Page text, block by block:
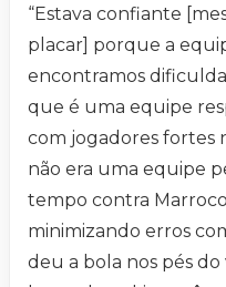
“Estava confiante
placar] porque a
encontramos
que é uma equipe
com jogadores fortes
não era uma equipe
tempo contra
minimizando erros
deu a bola nos pés